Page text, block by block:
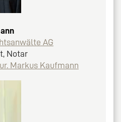
AG
Notar
Markus Kaufmann